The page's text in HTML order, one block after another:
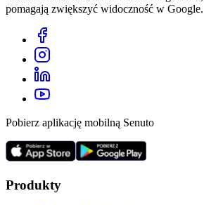
pomagają zwiększyć widoczność w Google.
Pobierz aplikację mobilną Senuto
Produkty